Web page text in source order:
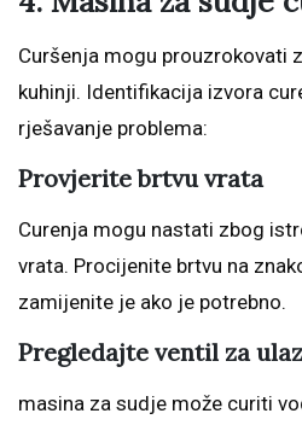
Curšenja mogu prouzrokovati
kuhinji. Identifikacija izvora
rješavanje problema:
Provjerite brtvu vrata
Curenja mogu nastati zbog
vrata. Procijenite brtvu na
zamijenite je ako je potrebno.
Pregledajte ventil za
masina za sudje može curiti